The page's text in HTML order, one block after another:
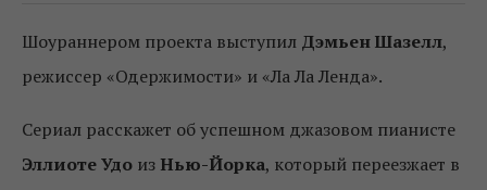
Шоураннером проекта выступил Дэмьен Шазелл,
режиссер «Одержимости» и «Ла Ла Ленда».
Сериал расскажет об успешном джазовом пианисте
Эллиоте Удо из Нью-Йорка, который переезжает в